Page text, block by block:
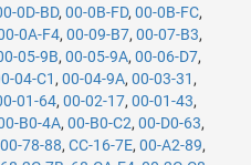
0D-BD, 00-0B-FD, 00-0B-FC,
0A-F4, 00-09-B7, 00-07-B3,
05-9B, 00-05-9A, 00-06-D7,
04-C1 , 00-04-9A, 00-03-31 ,
01-64, 00-02-17, 00-01-43,
B0-4A, 00-B0-C2, 00-D0-63,
00-78-88, CC-16-7E, 00-A2-89,